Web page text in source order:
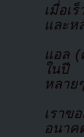
เมื่อเ
และห
แอล (
ในปี
หลาย
เราข
อนาค